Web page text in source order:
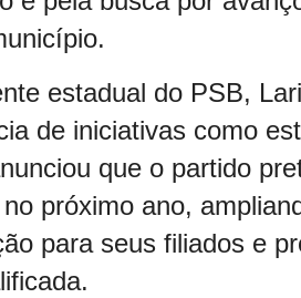
estadual do PSB,
de iniciativas como
que o partido
próximo ano,
para seus filiados e